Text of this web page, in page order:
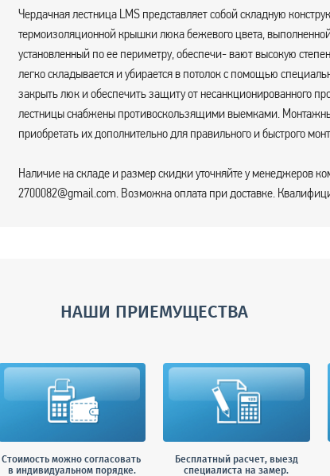
Чердачная лестница LMS представляет собой складную
термоизоляционной крышки люка бежевого цвета,
установленный по ее периметру, обеспечи- вают высокую
легко складывается и убирается в потолок с помощью
закрыть люк и обеспечить защиту от несанкционированного
лестницы снабжены противоскользящими выемками.
приобретать их дополнительно для правильного и быстрого
Наличие на складе и размер скидки уточняйте у менеджеров
2700082@gmail.com. Возможна оплата при доставке.
НАШИ ПРИЕМУЩЕСТВА
Стоимость можно согласовать
в индивидуальном порядке.
Бесплатный расчет, выезд
специалиста на замер.